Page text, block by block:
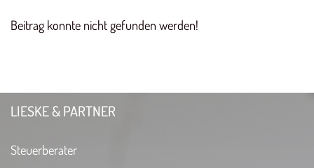
Beitrag konnte nicht gefunden werden!
LIESKE & PARTNER
Steuerberater